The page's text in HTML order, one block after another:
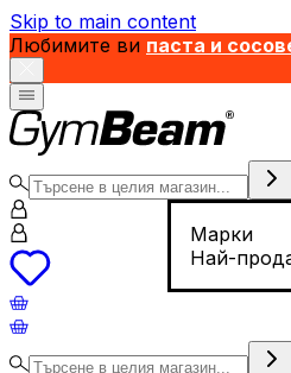
Skip to main content
Любимите ви паста и
Марки
Най-